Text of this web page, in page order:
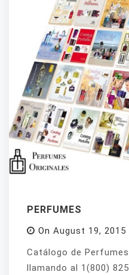
PERFUMES
On August 19, 2015
Catálogo de
llamando al 1(800)